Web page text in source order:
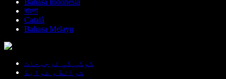
বাংলা
Català
Bahasa Melayu
کوکی کی ترجیحات
شرائط و ضوابط